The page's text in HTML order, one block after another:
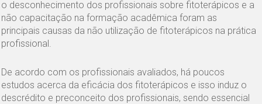
o desconhecimento dos profissionais sobre fitoterápicos e a
não capacitação na formação acadêmica foram as
principais causas da não utilização de fitoterápicos na prática
profissional.
De acordo com os profissionais avaliados, há poucos
estudos acerca da eficácia dos fitoterápicos e isso induz o
descrédito e preconceito dos profissionais, sendo essencial